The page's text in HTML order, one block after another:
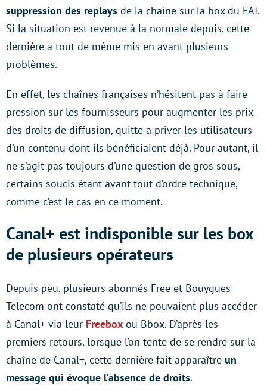
suppression des replays de la chaîne sur la box du FAI.
Si la situation est revenue à la normale depuis, cette
dernière a tout de même mis en avant plusieurs
problèmes.
En effet, les chaînes françaises n’hésitent pas à faire
pression sur les fournisseurs pour augmenter les prix
des droits de diffusion, quitte a priver les utilisateurs
d’un contenu dont ils bénéficiaient déjà. Pour autant, il
ne s’agit pas toujours d’une question de gros sous,
certains soucis étant avant tout d’ordre technique,
comme c’est le cas en ce moment.
Canal+ est indisponible sur les box
de plusieurs opérateurs
Depuis peu, plusieurs abonnés Free et Bouygues
Telecom ont constaté qu’ils ne pouvaient plus accéder
à Canal+ via leur Freebox ou Bbox. D’après les
premiers retours, lorsque l’on tente de se rendre sur la
chaîne de Canal+, cette dernière fait apparaître un
message qui évoque l’absence de droits.